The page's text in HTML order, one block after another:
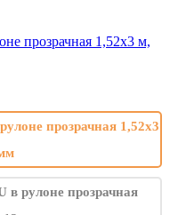
прозрачная 1,52х3 м,